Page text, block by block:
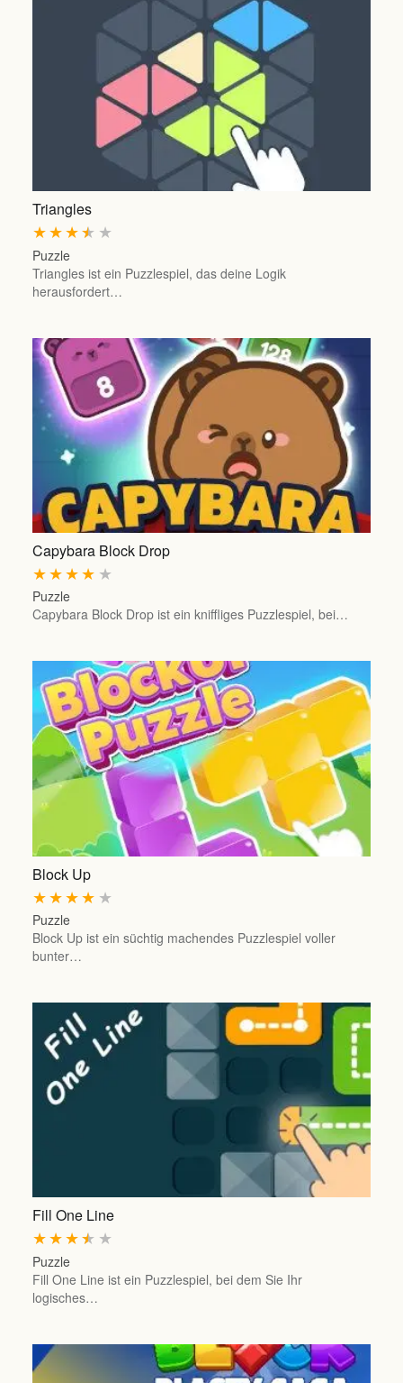
Triangles
★
★
★
★
★
Puzzle
Triangles ist ein Puzzlespiel, das deine Logik
herausfordert…
Capybara Block Drop
★
★
★
★
★
Puzzle
Capybara Block Drop ist ein kniffliges Puzzlespiel, bei…
Block Up
★
★
★
★
★
Puzzle
Block Up ist ein süchtig machendes Puzzlespiel voller
bunter…
Fill One Line
★
★
★
★
★
Puzzle
Fill One Line ist ein Puzzlespiel, bei dem Sie Ihr
logisches…